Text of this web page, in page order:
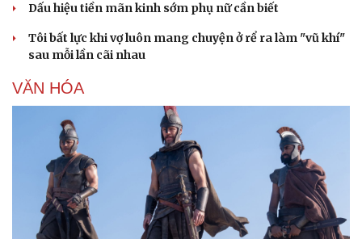
Dấu hiệu tiền mãn kinh sớm phụ nữ cần biết
Tôi bất lực khi vợ luôn mang chuyện ở rể ra làm "vũ khí"
sau mỗi lần cãi nhau
VĂN HÓA